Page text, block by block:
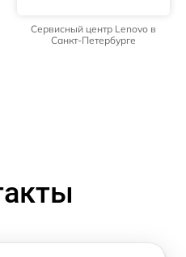
Сервисный центр Lenovo в
Санкт-Петербурге